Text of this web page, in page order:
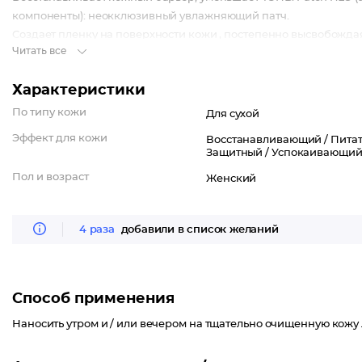
компоненты): неокклюзивный увлажняющий патч.
Создает пленку на поверхности кожи , постепенно
восстанавливает межклеточный цемент и усиливает
Фруктово-цветочный аромат. Гипоаллергенно, некомедогенно.
Читать все
Характеристики
По типу кожи Для сухой
Эффект для кожи Восстанавливающий /
Защитный /
Пол и возраст Женский
4 раза добавили в список желаний
Способ применения
Наносить утром и / или вечером на тщательно очищенную